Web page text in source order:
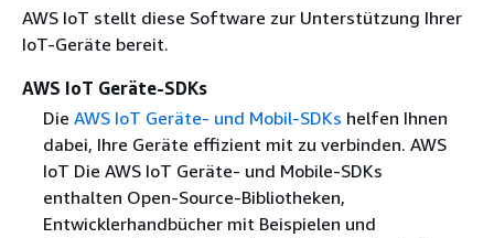
AWS IoT stellt diese Software zur Unterstützung Ihrer
IoT-Geräte bereit.
AWS IoT Geräte-SDKs
Die AWS IoT Geräte- und Mobil-SDKs helfen Ihnen
dabei, Ihre Geräte effizient mit zu verbinden. AWS
IoT Die AWS IoT Geräte- und Mobile-SDKs
enthalten Open-Source-Bibliotheken,
Entwicklerhandbücher mit Beispielen und